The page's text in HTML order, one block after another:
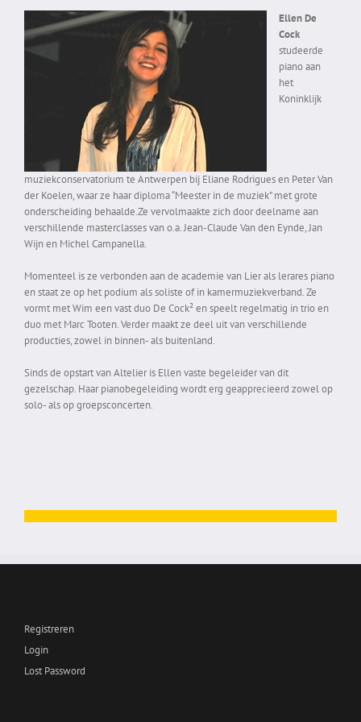
Ellen De
Cock
studeerde
piano aan
het
Koninklijk
muziekconservatorium te Antwerpen bij Eliane Rodrigues en Peter Van
der Koelen, waar ze haar diploma “Meester in de muziek” met grote
onderscheiding behaalde.Ze vervolmaakte zich door deelname aan
verschillende masterclasses van o.a. Jean-Claude Van den Eynde, Jan
Wijn en Michel Campanella.
Momenteel is ze verbonden aan de academie van Lier als lerares piano
en staat ze op het podium als soliste of in kamermuziekverband. Ze
vormt met Wim een vast duo De Cock² en speelt regelmatig in trio en
duo met Marc Tooten. Verder maakt ze deel uit van verschillende
producties, zowel in binnen- als buitenland.
Sinds de opstart van Altelier is Ellen vaste begeleider van dit
gezelschap. Haar pianobegeleiding wordt erg geapprecieerd zowel op
solo- als op groepsconcerten.
Registreren
Login
Lost Password